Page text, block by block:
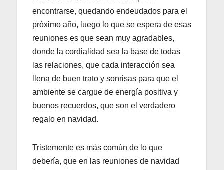
encontrarse, quedando endeudados para el
próximo año, luego lo que se espera de esas
reuniones es que sean muy agradables,
donde la cordialidad sea la base de todas
las relaciones, que cada interacción sea
llena de buen trato y sonrisas para que el
ambiente se cargue de energía positiva y
buenos recuerdos, que son el verdadero
regalo en navidad.
Tristemente es más común de lo que
debería, que en las reuniones de navidad